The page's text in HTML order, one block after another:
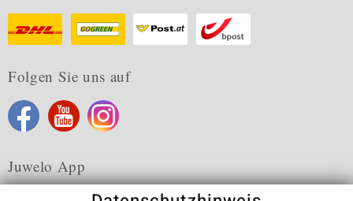
Folgen Sie uns auf
Juwelo App